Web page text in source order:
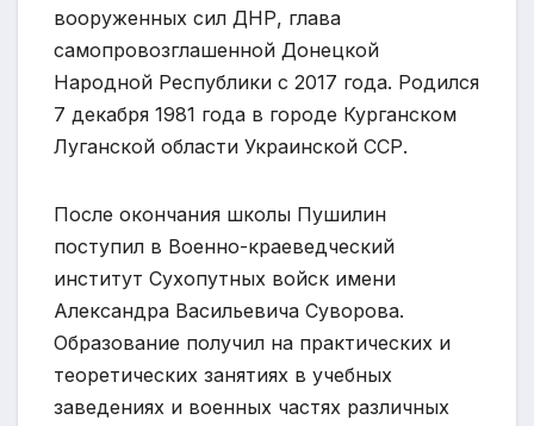
вооруженных сил ДНР, глава
самопровозглашенной Донецкой
Народной Республики с 2017 года. Родился
7 декабря 1981 года в городе Курганском
Луганской области Украинской ССР.
После окончания школы Пушилин
поступил в Военно-краеведческий
институт Сухопутных войск имени
Александра Васильевича Суворова.
Образование получил на практических и
теоретических занятиях в учебных
заведениях и военных частях различных